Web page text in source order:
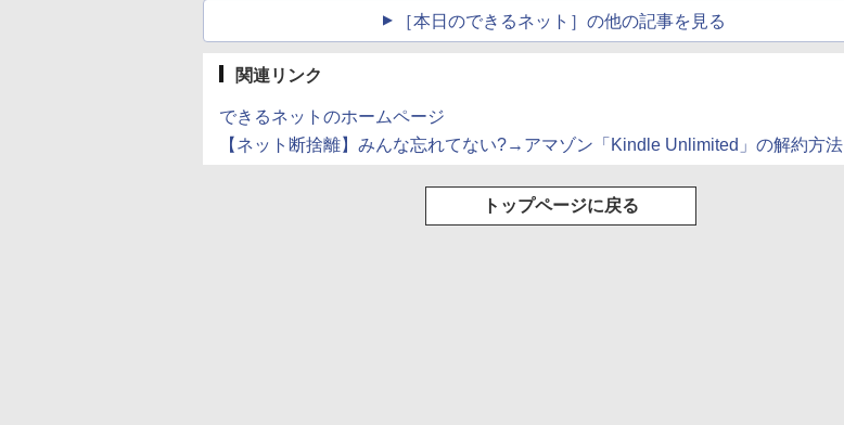
［本日のできるネット］の他の記事を見る
関連リンク
できるネットのホームページ
【ネット断捨離】みんな忘れてない?→アマゾン「Kindle Unlimited」の解約方法
トップページに戻る